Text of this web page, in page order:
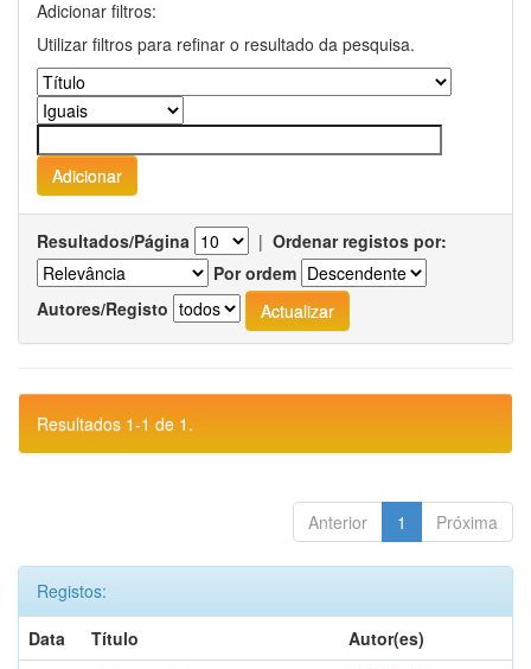
Adicionar filtros:
Utilizar filtros para refinar o resultado da pesquisa.
Resultados/Página | Ordenar registos por:
Por ordem
Autores/Registo
Resultados 1-1 de 1.
Anterior 1 Próxima
Registos:
Data
Título
Autor(es)